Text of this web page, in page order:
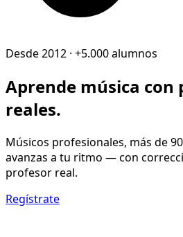
Desde 2012 · +5.000 alumnos
Aprende música con
reales.
Músicos profesionales, más de
avanzas a tu ritmo — con
profesor real.
Regístrate